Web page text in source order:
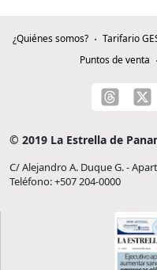
¿Quiénes somos? Tarifario
Puntos de venta
© 2019 La Estrella de
C/ Alejandro A. Duque G. -
Teléfono: +507 204-0000